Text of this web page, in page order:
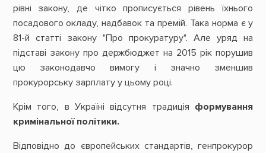
рівні закону, де чітко прописується рівень їхнього
посадового окладу, надбавок та премій. Така норма є у
81-й статті закону "Про прокуратуру". Але уряд на
підставі закону про держбюджет на 2015 рік порушив
цю законодавчо вимогу і значно зменшив
прокурорську зарплату у цьому році.
Крім того, в Україні відсутня традиція формування
кримінальної політики.
Відповідно до європейських стандартів, генпрокурор